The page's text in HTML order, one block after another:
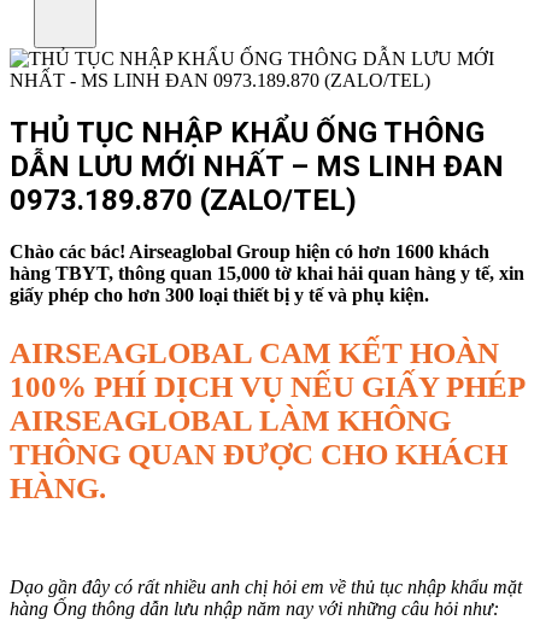
THỦ TỤC NHẬP KHẨU ỐNG THÔNG
DẪN LƯU MỚI NHẤT – MS LINH ĐAN
0973.189.870 (ZALO/TEL)
Chào các bác! Airseaglobal Group hiện có hơn 1600 khách
hàng TBYT, thông quan 15,000 tờ khai hải quan hàng y tế, xin
giấy phép cho hơn 300 loại thiết bị y tế và phụ kiện.
AIRSEAGLOBAL CAM KẾT HOÀN
100% PHÍ DỊCH VỤ NẾU GIẤY PHÉP
AIRSEAGLOBAL LÀM KHÔNG
THÔNG QUAN ĐƯỢC CHO KHÁCH
HÀNG.
Dạo gần đây có rất nhiều anh chị hỏi em về thủ tục nhập khẩu mặt
hàng Ống thông dẫn lưu nhập năm nay với những câu hỏi như: